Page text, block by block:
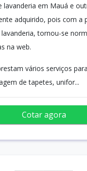
lavanderia em Mauá e
adquirido, pois com a
tornou-se
na web.
vários serviços
de tapetes, unifor...
Cotar agora